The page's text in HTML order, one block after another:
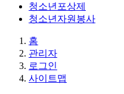
청소년포상제
청소년자원봉사
홈
관리자
로그인
사이트맵